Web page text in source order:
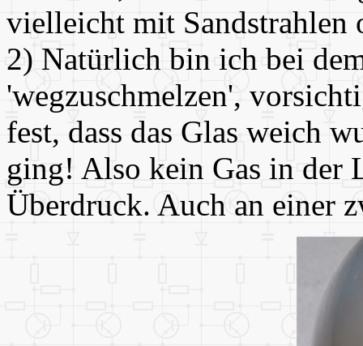
vielleicht mit Sandstrahlen
2) Natürlich bin ich bei
'wegzuschmelzen',
fest, dass das Glas weich
ging! Also kein Gas in der
Überdruck. Auch an einer